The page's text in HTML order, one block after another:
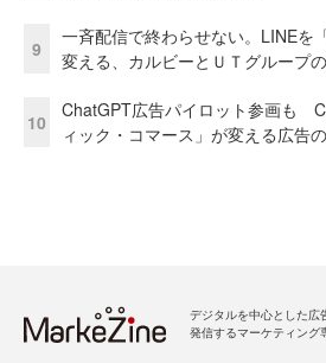
9
一斉配信で終わらせない。LINEを
変える、カルビーとＵＴグループ
10
ChatGPT広告パイロット参画も
ィック・コマース」が変える広告
デジタルを中心とした広
発信するマーケティング